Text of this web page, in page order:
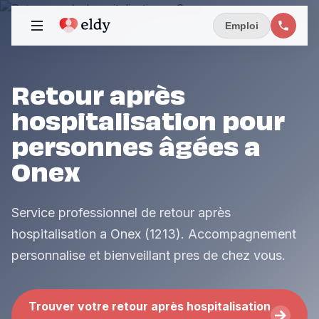
Emploi
Retour après
hospitalisation pour
personnes âgées a
Onex
Service professionnel de retour après
hospitalisation a Onex (1213). Accompagnement
personnalise et bienveillant pres de chez vous.
Trouver votre retour après hospitalisation